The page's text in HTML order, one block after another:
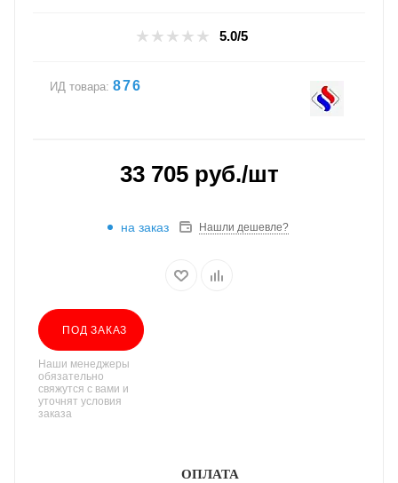
5.0/5
ИД товара: 876
33 705руб./шт
на заказ Нашли дешевле?
ПОД ЗАКАЗ
Наши менеджеры
обязательно
свяжутся с вами и
уточнят условия
заказа
ОПЛАТА